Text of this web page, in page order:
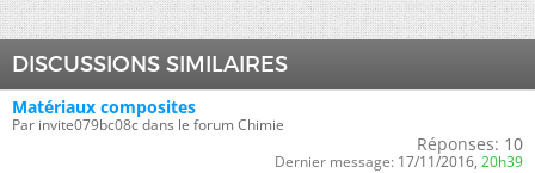
DISCUSSIONS SIMILAIRES
Matériaux composites
Par invite079bc08c dans le forum Chimie
Réponses: 10
Dernier message: 17/11/2016, 20h39